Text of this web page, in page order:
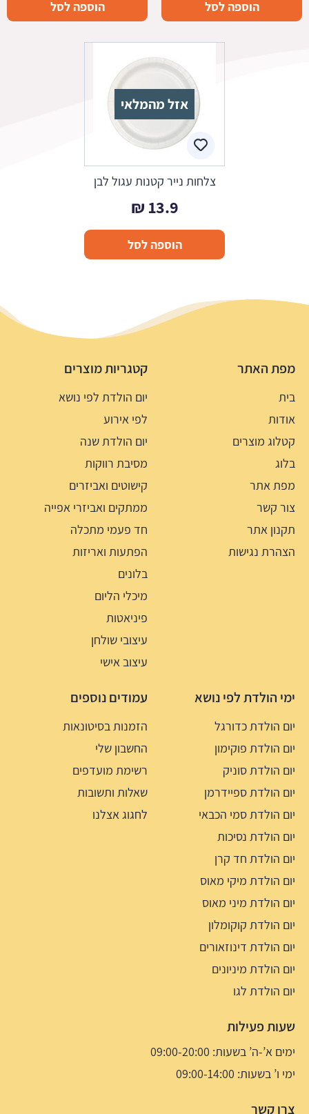
הוספה לסל הוספה לסל
אזל מהמלאי
צלחות נייר קטנות עגול לבן
13.9
₪
הוספה לסל
מפת האתר
בית
אודות
קטלוג מוצרים
בלוג
מפת אתר
צור קשר
תקנון אתר
הצהרת נגישות
קטגריות מוצרים
יום הולדת לפי נושא
לפי אירוע
יום הולדת שנה
מסיבת רווקות
קישוטים ואביזרים
ממתקים ואביזרי אפייה
חד פעמי מתכלה
הפתעות ואריזות
בלונים
מיכלי הליום
פיניאטות
עיצובי שולחן
עיצוב אישי
ימי הולדת לפי נושא
יום הולדת כדורגל
יום הולדת פוקימון
יום הולדת סוניק
יום הולדת ספיידרמן
יום הולדת סמי הכבאי
יום הולדת נסיכות
יום הולדת חד קרן
יום הולדת מיקי מאוס
יום הולדת מיני מאוס
יום הולדת קוקומלון
יום הולדת דינוזאורים
יום הולדת מיניונים
יום הולדת לגו
עמודים נוספים
הזמנות בסיטונאות
החשבון שלי
רשימת מועדפים
שאלות ותשובות
לחגוג אצלנו
שעות פעילות
ימים א’-ה’ בשעות: 09:00-20:00
ימי ו’ בשעות: 09:00-14:00
צרו קשר